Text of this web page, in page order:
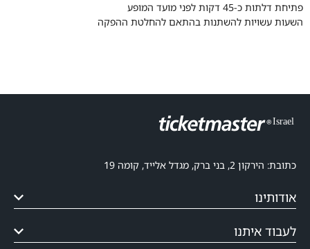
פתיחת דלתות כ-45 דקות לפני מועד המופע
השעות עשויות להשתנות בהתאם להחלטת ההפקה
כתובת: הירקון 2, בני ברק, מגדל אלייד, קומה 19
אודותינו
לעבוד איתנו